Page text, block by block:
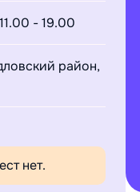
11.00 - 19.00
район,
нет.